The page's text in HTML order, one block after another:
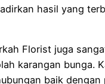
hasil yang
Florist juga
karangan bunga.
baik dengan